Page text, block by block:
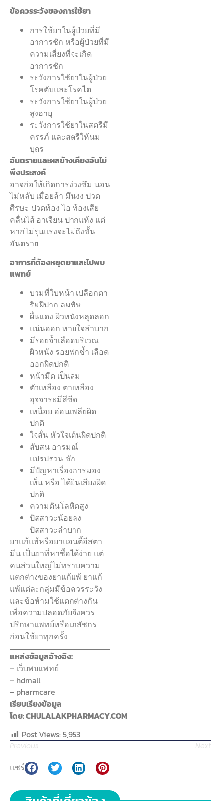
ข้อควรระวังของการใช้ยา
การใช้ยาในผู้ป่วยที่มี
อาการชัก หรือผู้ป่วยที่มี
ความเสี่ยงที่จะเกิด
อาการชัก
ระวังการใช้ยาในผู้ป่วย
โรคตับและโรคไต
ระวังการใช้ยาในผู้ป่วย
สูงอายุ
ระวังการใช้ยาในสตรีมี
ครรภ์ และสตรีให้นม
บุตร
อันตรายและผลข้างเคียงอันไม่
พึงประสงค์
อาจก่อให้เกิดการง่วงซึม นอน
ไม่หลับ เมื่อยล้า มึนงง ปวด
ศีรษะ ปวดท้อง ไอ ท้องเสีย
คลื่นไส้ อาเจียน ปากแห้ง แต่
หากไม่รุนแรงจะไม่ถึงขั้น
อันตราย
อาการที่ต้องหยุดยาและไปพบ
แพทย์
บวมที่ใบหน้า เปลือกตา
ริมฝีปาก ลมพิษ
ผื่นแดง ผิวหนังหลุดลอก
แน่นออก หายใจลำบาก
มีรอยจ้ำเลือดบริเวณ
ผิวหนัง รอยฟกช้ำ เลือด
ออกผิดปกติ
หน้ามืด เป็นลม
ตัวเหลือง ตาเหลือง
อุจจาระมีสีซีด
เหนื่อย อ่อนเพลียผิด
ปกติ
ใจสั่น หัวใจเต้นผิดปกติ
สับสน อารมณ์
แปรปรวน ชัก
มีปัญหาเรื่องการมอง
เห็น หรือ ได้ยินเสียงผิด
ปกติ
ความดันโลหิตสูง
ปัสสาวะน้อยลง
ปัสสาวะลำบาก
ยาแก้แพ้หรือยาแอนตี้ฮีสตา
มีน เป็นยาที่หาซื้อได้ง่าย แต่
คนส่วนใหญ่ไม่ทราบความ
แตกต่างของยาแก้แพ้ ยาแก้
แพ้แต่ละกลุ่มมีข้อควรระวัง
และข้อห้ามใช้แตกต่างกัน
เพื่อความปลอดภัยจึงควร
ปรึกษาแพทย์หรือเภสัชกร
ก่อนใช้ยาทุกครั้ง
แหล่งข้อมูลอ้างอิง:
– เว็บพบแพทย์
– hdmall
– pharmcare
เรียบเรียงข้อมูล
โดย: CHULALAKPHARMACY.COM
Post Views: 5,953
Previous Next
แชร์